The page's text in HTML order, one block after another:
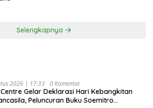
Selengkapnya
2026 | 17:33 0 Komentar
Gelar Deklarasi Hari Kebangkitan
Peluncuran Buku Soemitro